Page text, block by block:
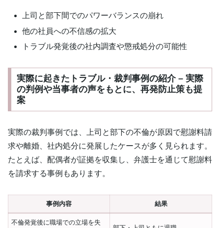
上司と部下間でのパワーバランスの崩れ
他の社員への不信感の拡大
トラブル発覚後の社内調査や懲戒処分の可能性
実際に起きたトラブル・裁判事例の紹介 – 実際
の判例や当事者の声をもとに、再発防止策も提
案
実際の裁判事例では、上司と部下の不倫が原因で慰謝料請
求や離婚、社内処分に発展したケースが多く見られます。
たとえば、配偶者が証拠を収集し、弁護士を通じて慰謝料
を請求する事例もあります。
事例内容 結果
不倫発覚後に職場での立場を失